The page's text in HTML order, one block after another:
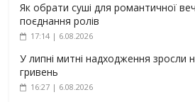
Як обрати суші для романтичної
поєднання ролів
17:14 | 6.08.2026
У липні митні надходження зросли
гривень
16:27 | 6.08.2026